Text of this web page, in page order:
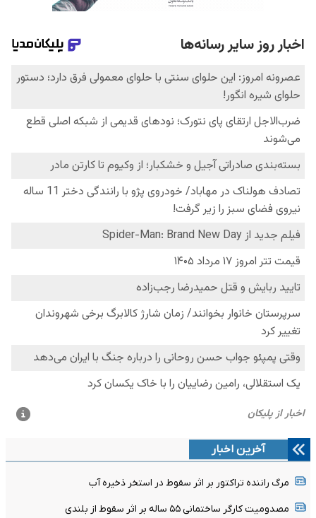
آخرین اخبار
مرگ راننده تراکتور بر اثر سقوط در استخر ذخیره آب
مصدومیت کارگر ساختمانی ۵۵ ساله بر اثر سقوط از بلندی